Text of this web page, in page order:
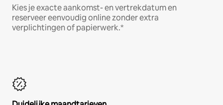
Kies je exacte aankomst- en vertrekdatum en
reserveer eenvoudig online zonder extra
verplichtingen of papierwerk.*